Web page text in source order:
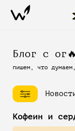
Блог с
пишем, что
Кофеин и